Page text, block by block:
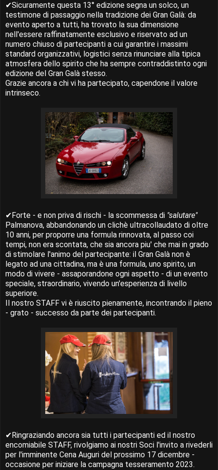
✔Sicuramente questa 13° edizione segna un solco, un
testimone di passaggio nella tradizione dei Gran Galà: da
evento aperto a tutti, ha trovato la sua dimensione
nell'essere raffinatamente esclusivo e riservato ad un
numero chiuso di partecipanti a cui garantire i massimi
standard organizzativi, logistici senza rinunciare alla tipica
atmosfera dello spirito che ha sempre contraddistinto ogni
edizione del Gran Galà stesso.
Grazie ancora a chi vi ha partecipato, capendone il valore
intrinseco.
✔Forte - e non priva di rischi - la scommessa di "salutare"
Palmanova, abbandonando un clichè ultracollaudato di oltre
10 anni, per proporre una formula rinnovata, al passo coi
tempi, non era scontata, che sia ancora piu' che mai in grado
di stimolare l'animo del partecipante: il Gran Galà non è
legato ad una cittadina, ma è una formula, uno spirito, un
modo di vivere - assaporandone ogni aspetto - di un evento
speciale, straordinario, vivendo un'esperienza di livello
superiore.
Il nostro STAFF vi è riuscito pienamente, incontrando il pieno
- grato - successo da parte dei partecipanti.
✔Ringraziando ancora sia tutti i partecipanti ed il nostro
encomiabile STAFF, rivolgiamo ai nostri Soci l'invito a rivederli
per l'imminente Cena Auguri del prossimo 17 dicembre -
occasione per iniziare la campagna tesseramento 2023.